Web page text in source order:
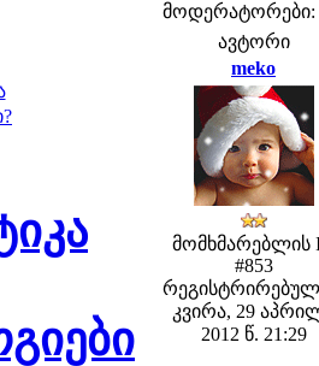
მოდერატორები:
ავტორი
meko
მომხმარებლის
#853
კვირა, 29
2012 წ. 21:29